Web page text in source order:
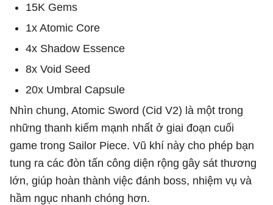
15K Gems
1x Atomic Core
4x Shadow Essence
8x Void Seed
20x Umbral Capsule
Nhìn chung, Atomic Sword (Cid V2) là một trong
những thanh kiếm mạnh nhất ở giai đoạn cuối
game trong Sailor Piece. Vũ khí này cho phép bạn
tung ra các đòn tấn công diện rộng gây sát thương
lớn, giúp hoàn thành việc đánh boss, nhiệm vụ và
hầm ngục nhanh chóng hơn.